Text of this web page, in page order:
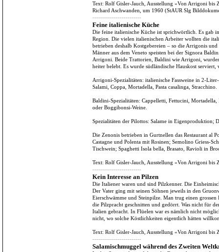
Text: Rolf Gisler-Jauch, Ausstellung «Von Arrigoni
Richard Aschwanden, um 1960 (StAUR Slg
-------------------------
Feine italienische Küche
Die feine italienische Küche ist sprichwörtlich. Es gab
Region. Die vielen italienischen Arbeiter wollten die
betrieben deshalb Kostgebereien – so die Arrigonis
Männer aus dem Veneto speisten bei der Signora
Arrigoni. Beide Trattorien, Baldini wie Arrigoni,
heiter belebt. Es wurde südländische Hauskost serviert,
Arrigoni-Spezialitäten: italienische Fassweine in 2-
Salami, Coppa, Mortadella, Pasta casalinga, Stracchino.
Baldini-Spezialitäten: Cappelletti, Fettucini,
oder Boggibonsi-Weine.
Spezialitäten der Pilottos: Salame in Eigenproduktion;
Die Zenonis betrieben in Gurtnellen das Restaurant al
Castagne und Polenta mit Rosinen; Semolino Griess-
Tischwein; Spaghetti Isola bella, Brasato, Ravioli in
Text: Rolf Gisler-Jauch, Ausstellung «Von Arrigoni
-------------------------
Kein Interesse an Pilzen
Die Italiener waren und sind Pilzkenner. Die
Der Vater ging mit seinen Söhnen jeweils in den
Eierschwämme und Steinpilze. Man trug einen
die Pilzpracht geschnitten und gedörrt. Was nicht für
Italien gebracht. In Flüelen war es nämlich nicht
nicht, wo solche Köstlichkeiten eigentlich hätten
Text: Rolf Gisler-Jauch, Ausstellung «Von Arrigoni
-------------------------
Salamischmuggel während des Zweiten